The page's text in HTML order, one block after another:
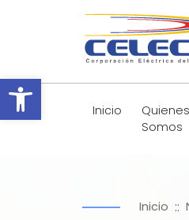
Abrir barra
Inicio
Quienes
Somos
Inicio ::